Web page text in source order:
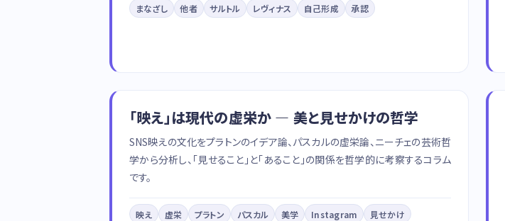
まなざし 他者 サルトル レヴィナス 自己形成 承認
「映え」は現代の虚栄か — 美と見せかけの哲学
SNS映えの文化をプラトンのイデア論、パスカルの虚栄論、ニーチェの芸術哲
学から分析し、「見せること」と「あること」の関係を哲学的に考察するコラム
です。
映え 虚栄 プラトン パスカル 美学 Instagram 見せかけ